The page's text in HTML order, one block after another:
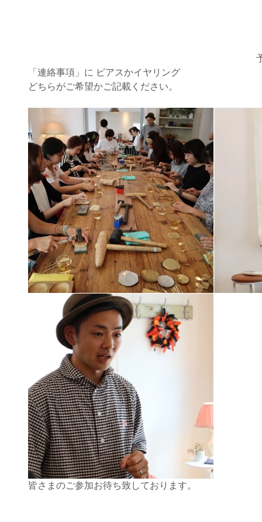
「連絡事項」に ピアスかイヤリング
どちらがご希望かご記載ください。
皆さまのご参加お待ち致しております。